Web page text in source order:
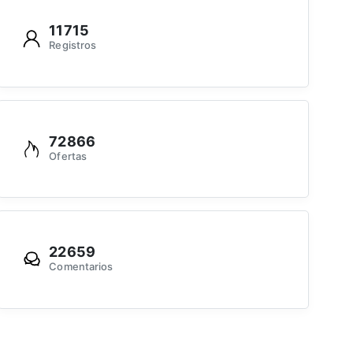
11715
Registros
72866
Ofertas
22659
Comentarios